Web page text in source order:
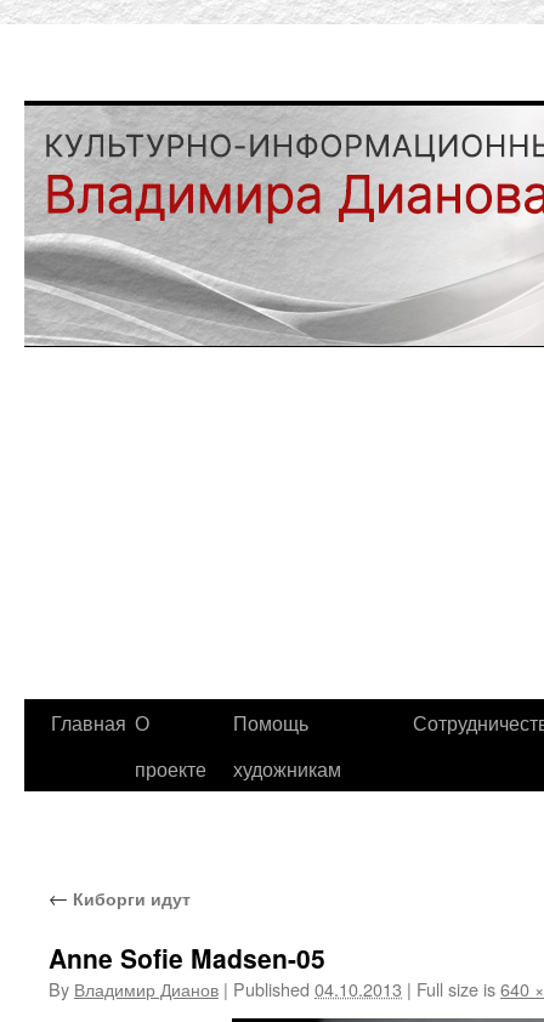
Главная О
проекте
Помощь
художникам
← Киборги идут
Anne Sofie Madsen-05
By Владимир Дианов | Published 04.10.2013 | Full size is640